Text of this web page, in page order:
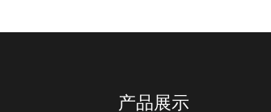
产品展示